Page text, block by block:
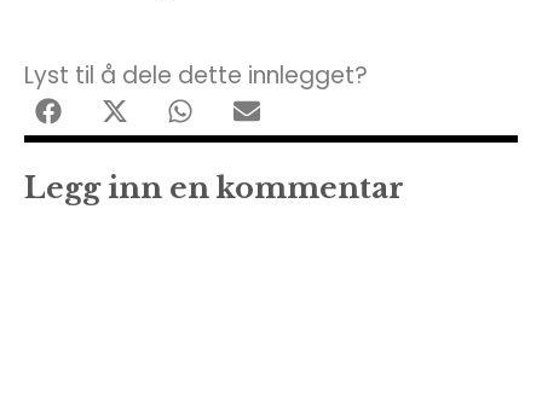
Lyst til å dele dette innlegget?
Legg inn en kommentar